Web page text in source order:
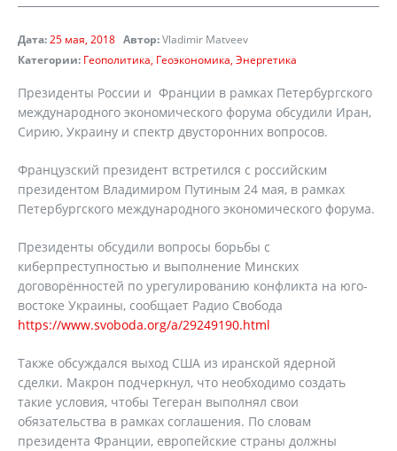
Дата:25 мая, 2018 Автор:Vladimir Matveev
Категории: Геополитика Геоэкономика Энергетика
Президенты России и Франции в рамках Петербургского
международного экономического форума обсудили Иран,
Сирию, Украину и спектр двусторонних вопросов.
Французский президент встретился с российским
президентом Владимиром Путиным 24 мая, в рамках
Петербургского международного экономического форума.
Президенты обсудили вопросы борьбы с
киберпреступностью и выполнение Минских
договорённостей по урегулированию конфликта на юго-
востоке Украины, сообщает Радио Свобода
https://www.svoboda.org/a/29249190.html
Также обсуждался выход США из иранской ядерной
сделки. Макрон подчеркнул, что необходимо создать
такие условия, чтобы Тегеран выполнял свои
обязательства в рамках соглашения. По словам
президента Франции, европейские страны должны